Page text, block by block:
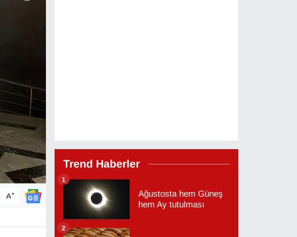
A+
Trend Haberler
Ağustosta hem Güneş
hem Ay tutulması
1
2